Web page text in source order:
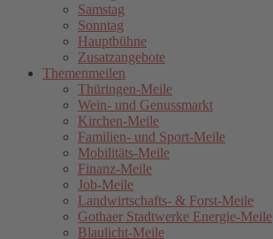
Samstag
Sonntag
Hauptbühne
Zusatzangebote
Themenmeilen
Thüringen-Meile
Wein- und Genussmarkt
Kirchen-Meile
Familien- und Sport-Meile
Mobilitäts-Meile
Finanz-Meile
Job-Meile
Landwirtschafts- & Forst-Meile
Gothaer Stadtwerke Energie-Meile
Blaulicht-Meile